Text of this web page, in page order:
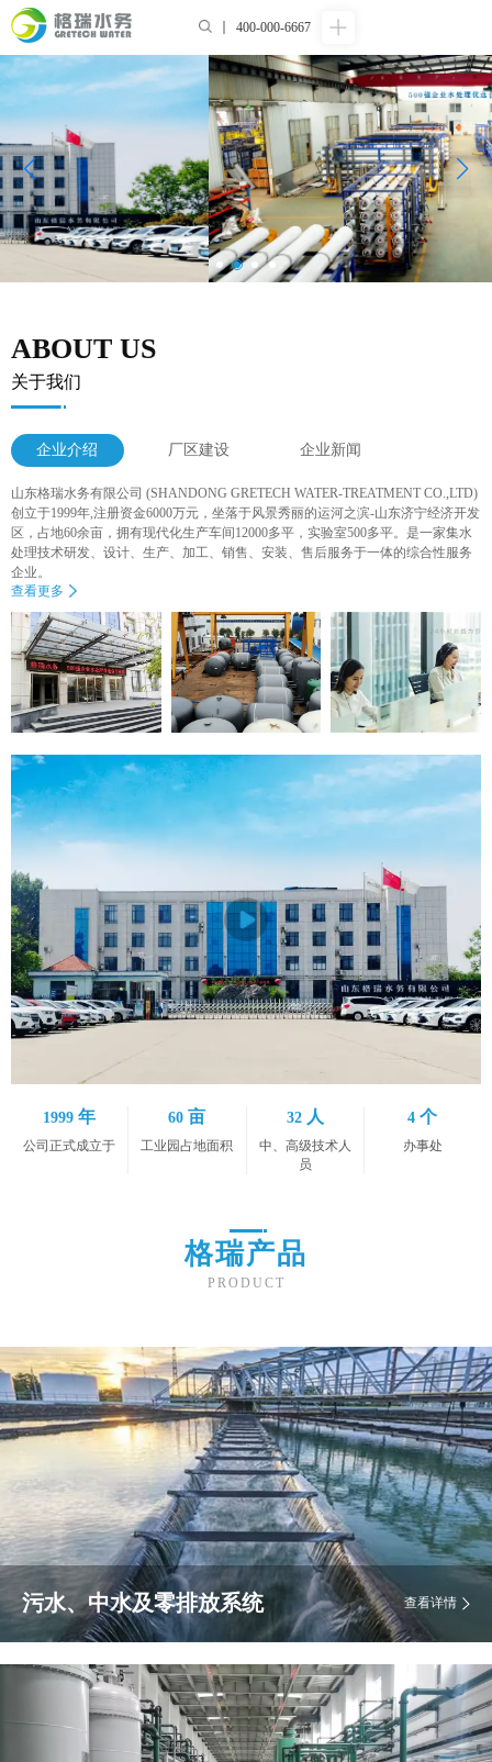
400-000-6667
ABOUT US
关于我们
企业介绍 厂区建设 企业新闻
山东格瑞水务有限公司 (SHANDONG GRETECH WATER-TREATMENT CO.,LTD)
创立于1999年,注册资金6000万元，坐落于风景秀丽的运河之滨-山东济宁经济开发
区，占地60余亩，拥有现代化生产车间12000多平，实验室500多平。是一家集水
处理技术研发、设计、生产、加工、销售、安装、售后服务于一体的综合性服务
企业。
查看更多
1999 年
公司正式成立于
60 亩
工业园占地面积
32 人
中、高级技术人
员
4 个
办事处
格瑞产品
PRODUCT
污水、中水及零排放系统 查看详情